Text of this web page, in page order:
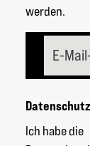
werden.
Datenschutz
Ich habe die